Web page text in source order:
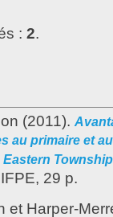
: 2.
(2011).
au primaire et
29 p.
et Harper-